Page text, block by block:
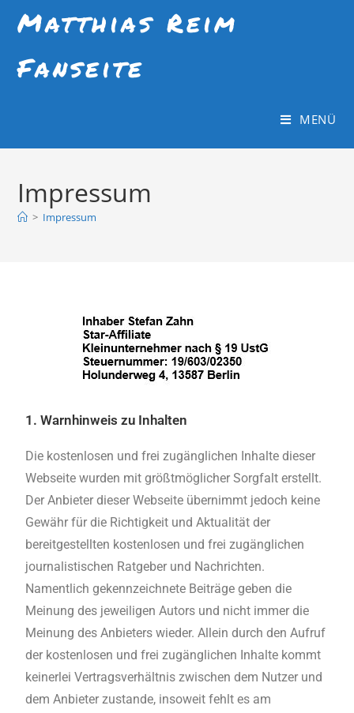
Matthias Reim
Fanseite
MENÜ
Impressum
> Impressum
1. Warnhinweis zu Inhalten
Die kostenlosen und frei zugänglichen Inhalte dieser
Webseite wurden mit größtmöglicher Sorgfalt erstellt.
Der Anbieter dieser Webseite übernimmt jedoch keine
Gewähr für die Richtigkeit und Aktualität der
bereitgestellten kostenlosen und frei zugänglichen
journalistischen Ratgeber und Nachrichten.
Namentlich gekennzeichnete Beiträge geben die
Meinung des jeweiligen Autors und nicht immer die
Meinung des Anbieters wieder. Allein durch den Aufruf
der kostenlosen und frei zugänglichen Inhalte kommt
keinerlei Vertragsverhältnis zwischen dem Nutzer und
dem Anbieter zustande, insoweit fehlt es am